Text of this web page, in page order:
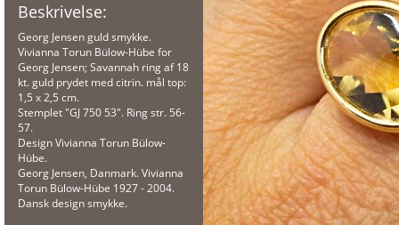
Beskrivelse:
Georg Jensen guld smykke.
Vivianna Torun Bülow-Hübe for
Georg Jensen; Savannah ring af 18
kt. guld prydet med citrin. mål top:
1,5 x 2,5 cm.
Stemplet "GJ 750 53". Ring str. 56-
57.
Design Vivianna Torun Bülow-
Hübe.
Georg Jensen, Danmark. Vivianna
Torun Bülow-Hübe 1927 - 2004.
Dansk design smykke.